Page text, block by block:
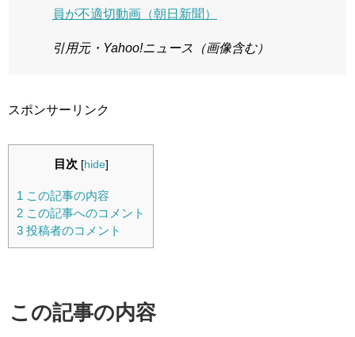
員が不適切動画（朝日新聞）
引用元・Yahoo!ニュース（画像含む）
スポンサーリンク
目次 [hide]
1 この記事の内容
2 この記事へのコメント
3 投稿者のコメント
この記事の内容